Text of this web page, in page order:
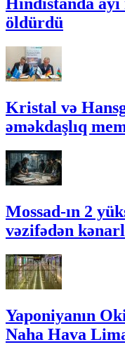
Hindistanda ayı
öldürdü
Kristal və
əməkdaşlıq
Mossad-ın 2
vəzifədən
Yaponiyanın
Naha Hava